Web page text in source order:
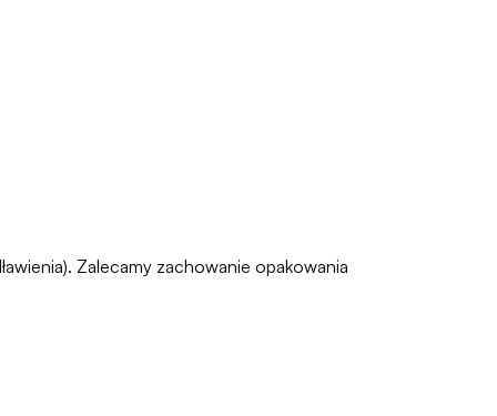
Zalecamy zachowanie opakowania